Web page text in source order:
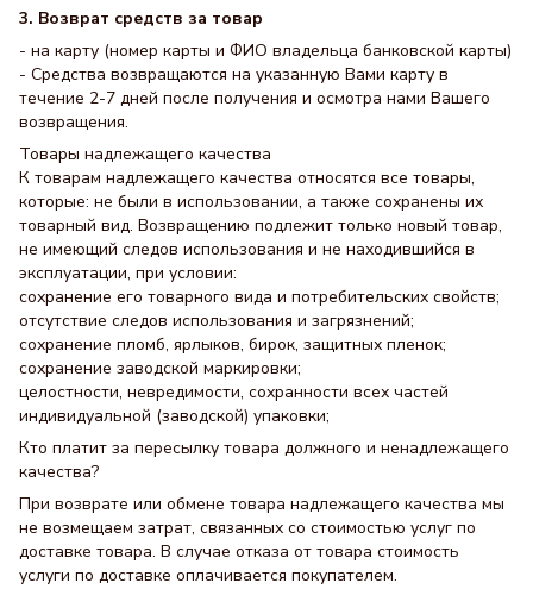
3. Возврат средств за товар
- на карту (номер карты и ФИО владельца банковской карты)
- Средства возвращаются на указанную Вами карту в
течение 2-7 дней после получения и осмотра нами Вашего
возвращения.
Товары надлежащего качества
К товарам надлежащего качества относятся все товары,
которые: не были в использовании, а также сохранены их
товарный вид. Возвращению подлежит только новый товар,
не имеющий следов использования и не находившийся в
эксплуатации, при условии:
сохранение его товарного вида и потребительских свойств;
отсутствие следов использования и загрязнений;
сохранение пломб, ярлыков, бирок, защитных пленок;
сохранение заводской маркировки;
целостности, невредимости, сохранности всех частей
индивидуальной (заводской) упаковки;
Кто платит за пересылку товара должного и ненадлежащего
качества?
При возврате или обмене товара надлежащего качества мы
не возмещаем затрат, связанных со стоимостью услуг по
доставке товара. В случае отказа от товара стоимость
услуги по доставке оплачивается покупателем.